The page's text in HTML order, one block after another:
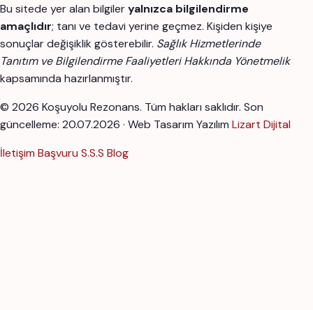
Bu sitede yer alan bilgileryalnızca bilgilendirme
amaçlıdır; tanı ve tedavi yerine geçmez. Kişiden kişiye
sonuçlar değişiklik gösterebilir. Sağlık Hizmetlerinde
Tanıtım ve Bilgilendirme Faaliyetleri Hakkında Yönetmelik
kapsamında hazırlanmıştır.
© 2026 Koşuyolu Rezonans. Tüm hakları saklıdır. Son
güncelleme: 20.07.2026 · Web Tasarım Yazılım Lizart Dijital
İletişim Başvuru S.S.S Blog